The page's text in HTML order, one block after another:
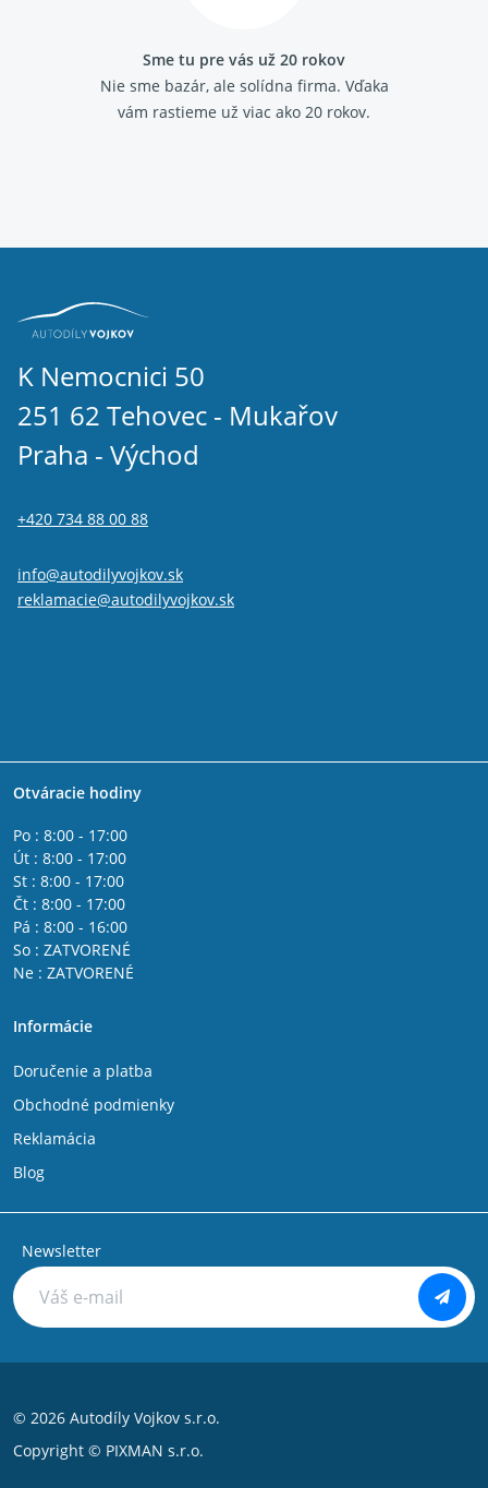
Sme tu pre vás už 20 rokov
Nie sme bazár, ale solídna firma. Vďaka
vám rastieme už viac ako 20 rokov.
K Nemocnici 50
251 62 Tehovec - Mukařov
Praha - Východ
+420 734 88 00 88
info@autodilyvojkov.sk
reklamacie@autodilyvojkov.sk
Otváracie hodiny
Po : 8:00 - 17:00
Út : 8:00 - 17:00
St : 8:00 - 17:00
Čt : 8:00 - 17:00
Pá : 8:00 - 16:00
So : ZATVORENÉ
Ne : ZATVORENÉ
Informácie
Doručenie a platba
Obchodné podmienky
Reklamácia
Blog
Newsletter
© 2026 Autodíly Vojkov s.r.o.
Copyright © PIXMAN s.r.o.